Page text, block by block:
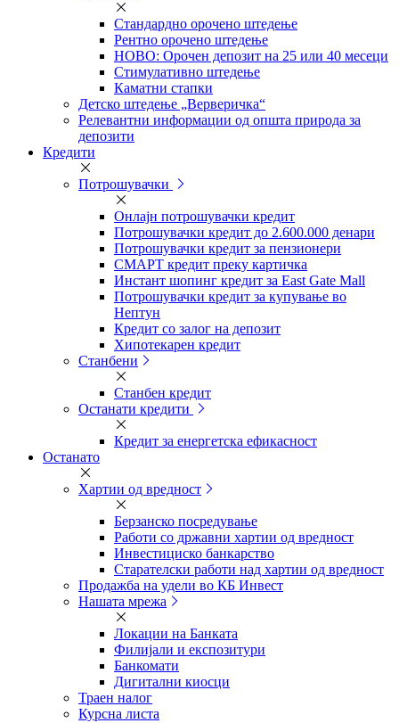
Стандардно орочено штедење
Рентно орочено штедење
НОВО: Орочен депозит на 25 или 40 месеци
Стимулативно штедење
Каматни стапки
Детско штедење „Верверичка“
Релевантни информации од општа природа за
депозити
Кредити
Потрошувачки
Онлајн потрошувачки кредит
Потрошувачки кредит до 2.600.000 денари
Потрошувачки кредит за пензионери
СМАРТ кредит преку картичка
Инстант шопинг кредит за East Gate Mall
Потрошувачки кредит за купување во
Нептун
Кредит со залог на депозит
Хипотекарен кредит
Станбени
Станбен кредит
Останати кредити
Кредит за енергетска ефикасност
Останато
Хартии од вредност
Берзанско посредување
Работи со државни хартии од вредност
Инвестициско банкарство
Старателски работи над хартии од вредност
Продажба на удели во КБ Инвест
Нашата мрежа
Локации на Банката
Филијали и експозитури
Банкомати
Дигитални киосци
Траен налог
Курсна листа